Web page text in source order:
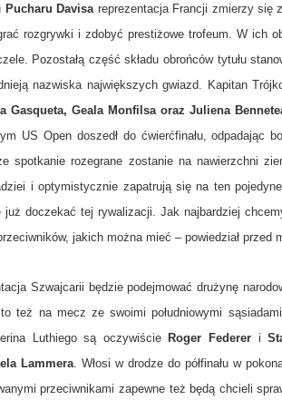
Pucharu Davisa reprezentacja Francji zmierzy się
rozgrywki i zdobyć prestiżowe trofeum. W ich
Pozostałą część składu obrońców tytułu
nazwiska największych gwiazd. Kapitan
Gasqueta, Geala Monfilsa oraz Juliena
US Open doszedł do ćwierćfinału, odpadając
spotkanie rozegrane zostanie na nawierzchni
i optymistycznie zapatrują się na ten
doczekać tej rywalizacji. Jak najbardziej
jakich można mieć – powiedział
Szwajcarii będzie podejmować drużynę
też na mecz ze swoimi południowymi
Luthiego są oczywiścieRoger Federer i
Lammera . Włosi w drodze do półfinału w
przeciwnikami zapewne też będą chcieli